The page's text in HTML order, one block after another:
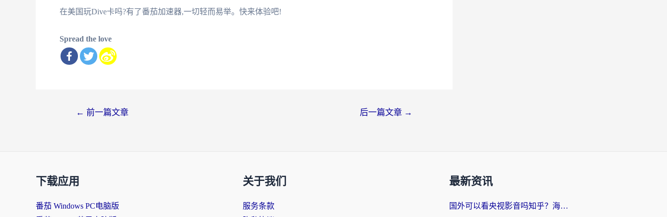
在美国玩Dive卡吗?有了番茄加速器,一切轻而易举。快来体验吧!
Spread the love
← 前一篇文章 后一篇文章 →
下载应用
番茄 Windows PC电脑版
关于我们
服务条款
最新资讯
国外可以看央视影音吗知乎？海外党亲测有效的回国加速方案